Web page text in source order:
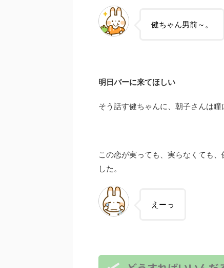
健ちゃん男前～。
明日バーに来てほしい
そう話す健ちゃんに、朝子さんは
この恋が実っても、実らなくても、
した。
えーっ